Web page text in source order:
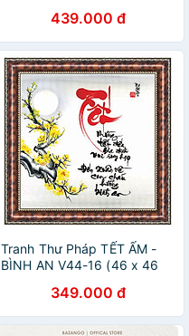
439.000 đ
Tranh Thư Pháp TẾT ẤM -
BÌNH AN V44-16 (46 x 46
349.000 đ